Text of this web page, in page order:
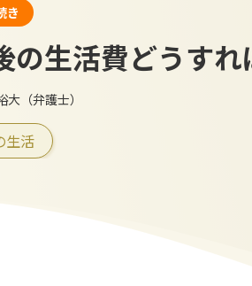
き
の生活費どうす
大（弁護士）
生活